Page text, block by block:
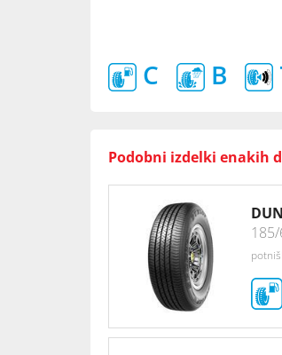
C B
Podobni izdelki enakih